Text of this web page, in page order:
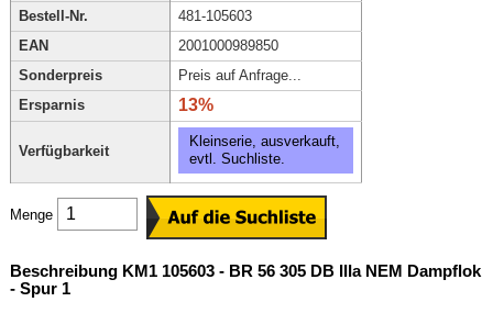
Bestell-Nr.
481-105603
EAN
2001000989850
Sonderpreis
Preis auf Anfrage...
Ersparnis
13%
Verfügbarkeit
Kleinserie, ausverkauft,
evtl. Suchliste.
Menge
Beschreibung KM1 105603 - BR 56 305 DB IIIa NEM Dampflok
- Spur 1